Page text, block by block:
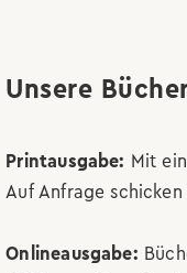
Unsere
Printausgabe: Mit
Auf Anfrage
Onlineausgabe: